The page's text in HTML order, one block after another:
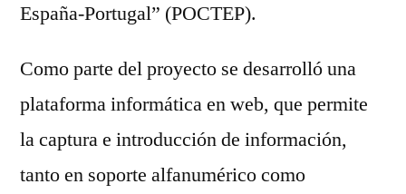
España-Portugal” (POCTEP).
Como parte del proyecto se desarrolló una
plataforma informática en web, que permite
la captura e introducción de información,
tanto en soporte alfanumérico como